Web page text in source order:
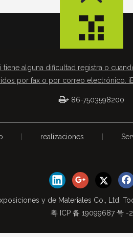
tiene alguna dificultad registra o
por fax o por correo electrónico.
+ 86-7503598200
realizaciones
y de Materiales Co., Ltd.
粤 ICP 备 19099687 号 -2